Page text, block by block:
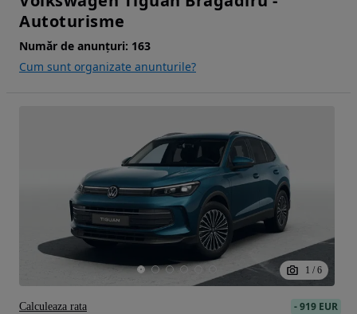
Autoturisme
Număr de anunțuri: 163
Cum sunt organizate anunturile?
1 / 6
-919 EUR
Calculeaza rata